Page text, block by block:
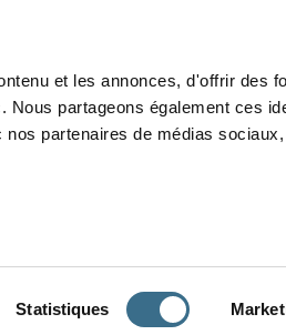
et les annonces, d'offrir des
partageons également ces
partenaires de médias
Statistiques